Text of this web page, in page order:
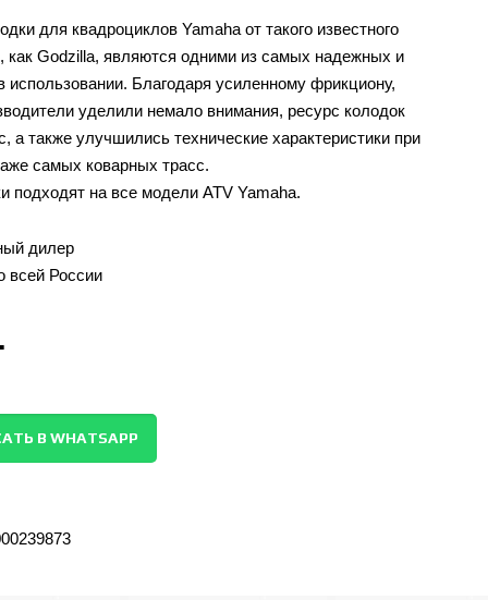
для квадроциклов Yamaha от такого известного
как Godzilla, являются одними из самых надежных и
Благодаря усиленному фрикциону,
уделили немало внимания, ресурс колодок
а также улучшились технические характеристики при
самых коварных трасс.
подходят на все модели ATV Yamaha.
дилер
всей России
В WHATSAPP